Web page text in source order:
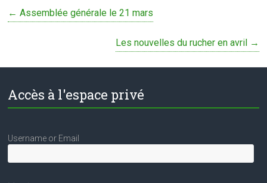
← Assemblée générale le 21 mars
Les nouvelles du rucher en avril →
Accès à l'espace privé
Username or Email